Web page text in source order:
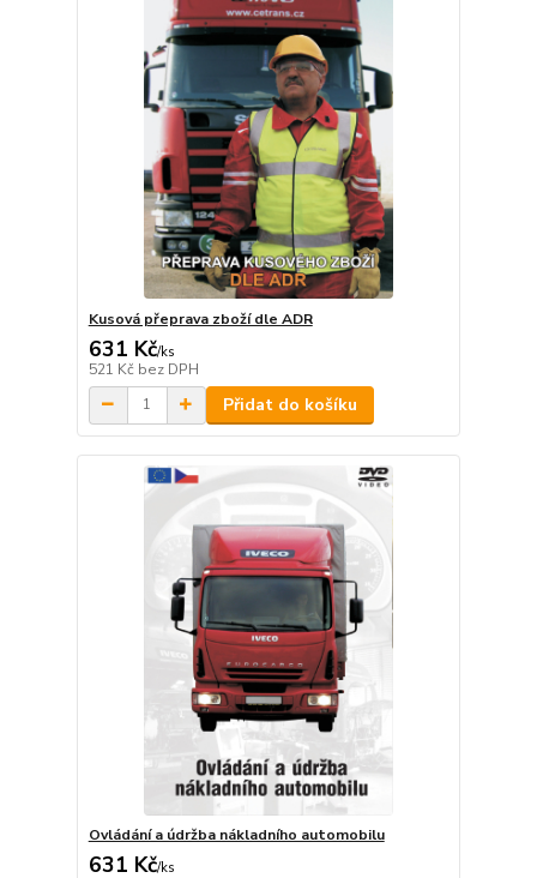
Kusová přeprava zboží dle ADR
631 Kč/ks
521 Kč bez DPH
Přidat do košíku
Ovládání a údržba nákladního automobilu
631 Kč/ks